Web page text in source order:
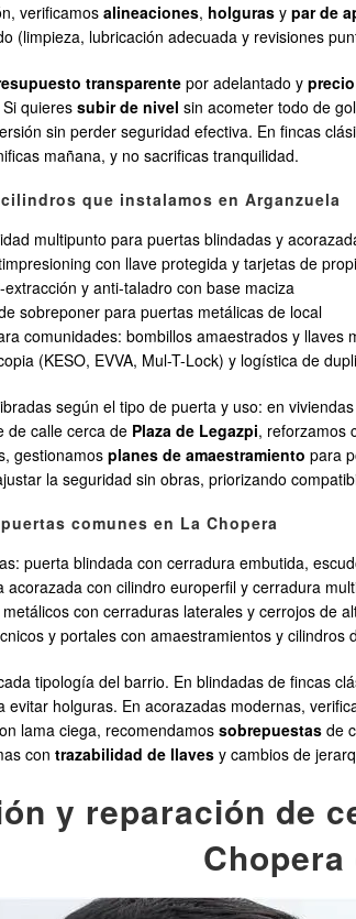
verificamosalineaciones, holguras y par de
(limpieza, lubricación adecuada y revisiones
transparentepor adelantado y
quieres subir de nivel sin acometer todo de
sin perder seguridad efectiva. En fincas
mañana, y no sacrificas tranquilidad.
que instalamos en Arganzuela
multipunto para puertas blindadas y
con llave protegida y tarjetas de
y anti-taladro con base maciza
sobreponer para puertas metálicas de local
comunidades: bombillos amaestrados y llaves
(KESO, EVVA, Mul-T-Lock) y logística de
según el tipo de puerta y uso: en
de calle cerca de Plaza de Legazpi, reforzamos
gestionamosplanes de amaestramiento para
la seguridad sin obras, priorizando
comunes en La Chopera
puerta blindada con cerradura embutida,
acorazada con cilindro europerfil y cerradura
con cerraduras laterales y cerrojos de
y portales con amaestramientos y cilindros
tipología del barrio. En blindadas de fincas
evitar holguras. En acorazadas modernas,
lama ciega, recomendamos sobrepuestas de
con trazabilidad de llaves y cambios de
y reparación de